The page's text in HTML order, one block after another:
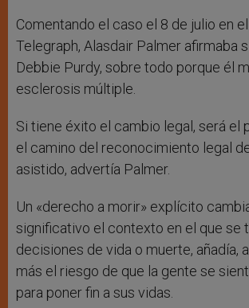
Comentando el caso el 8 de julio en
Telegraph, Alasdair Palmer afirmaba
Debbie Purdy, sobre todo porque él
esclerosis múltiple.
Si tiene éxito el cambio legal, será el
el camino del reconocimiento legal
asistido, advertía Palmer.
Un «derecho a morir» explícito
significativo el contexto en el que se
decisiones de vida o muerte, añadía,
más el riesgo de que la gente se
para poner fin a sus vidas.